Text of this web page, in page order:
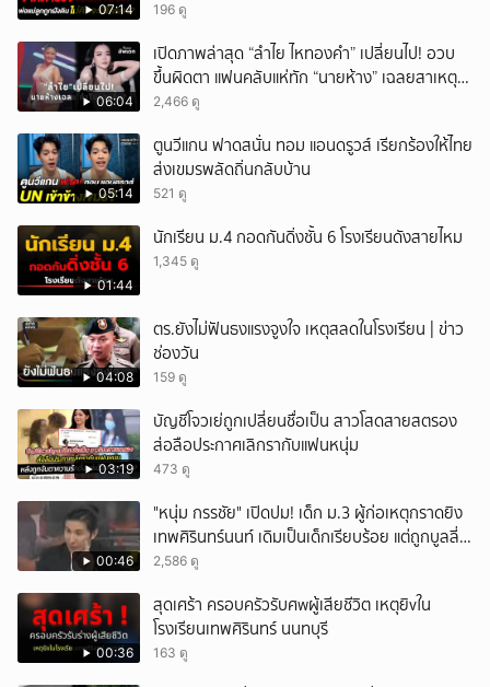
07:14 196 ดู
06:04
เปิดภาพล่าสุด “ลำไย ไหทองคำ” เปลี่ยนไป! อวบ
ขึ้นผิดตา แฟนคลับแห่ทัก “นายห้าง” เฉลยสาเหตุ
ชัด!
2,466 ดู
05:14
ตูนวีแกน ฟาดสนั่น ทอม แอนดรูวส์ เรียกร้องให้ไทย
ส่งเขมรพลัดถิ่นกลับบ้าน
521 ดู
01:44
นักเรียน ม.4 กอดกันดิ่งชั้น 6 โรงเรียนดังสายไหม
1,345 ดู
04:08
ตร.ยังไม่ฟันธงแรงจูงใจ เหตุสลดในโรงเรียน | ข่าว
ช่องวัน
159 ดู
03:19
บัญชีโจวเย่ถูกเปลี่ยนชื่อเป็น สาวโสดสายสตรอง
ส่อลือประกาศเลิกรากับแฟนหนุ่ม
473 ดู
00:46
"หนุ่ม กรรชัย" เปิดปม! เด็ก ม.3 ผู้ก่อเหตุกราดยิง
เทพศิรินทร์นนท์ เดิมเป็นเด็กเรียบร้อย แต่ถูกบูลลี่
หนัก คาดแรงกดดันสะสมกลายเป็นแรงแค้น จนก่อ
2,586 ดู
00:36
สุดเศร้า ครอบครัวรับศwผู้เสียชีวิต เหตุยิvใน
โรงเรียนเทพศิรินทร์ นนทบุรี
163 ดู